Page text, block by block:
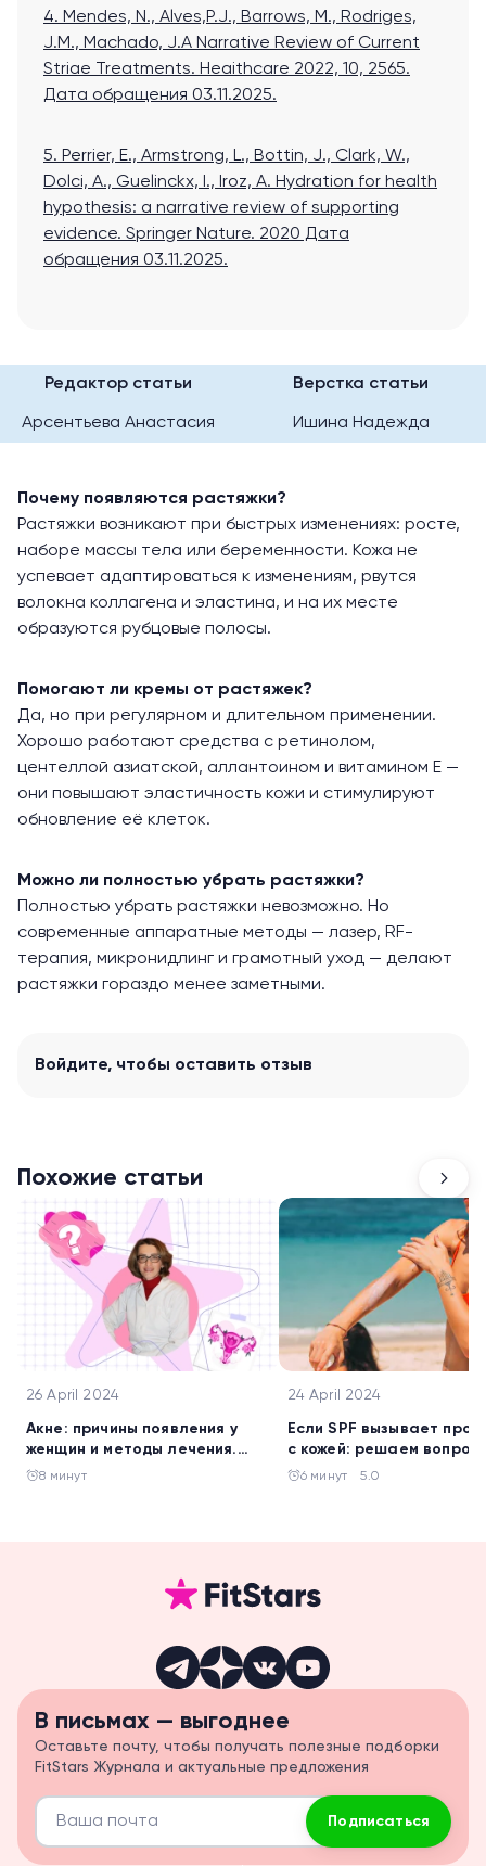
4. Mendes, N., Alves,P.J., Barrows, M., Rodriges,
J.M., Machado, J.A Narrative Review of Current
Striae Treatments. Heaithcare 2022, 10, 2565.
Дата обращения 03.11.2025.
5. Perrier, E., Armstrong, L., Bottin, J., Clark, W.,
Dolci, A., Guelinckx, I., Iroz, A. Hydration for health
hypothesis: a narrative review of supporting
evidence. Springer Nature. 2020 Дата
обращения 03.11.2025.
Редактор статьи Верстка статьи
Арсентьева Анастасия Ишина Надежда
Почему появляются растяжки?
Растяжки возникают при быстрых изменениях: росте,
наборе массы тела или беременности. Кожа не
успевает адаптироваться к изменениям, рвутся
волокна коллагена и эластина, и на их месте
образуются рубцовые полосы.
Помогают ли кремы от растяжек?
Да, но при регулярном и длительном применении.
Хорошо работают средства с ретинолом,
центеллой азиатской, аллантоином и витамином Е —
они повышают эластичность кожи и стимулируют
обновление её клеток.
Можно ли полностью убрать растяжки?
Полностью убрать растяжки невозможно. Но
современные аппаратные методы — лазер, RF-
терапия, микронидлинг и грамотный уход — делают
растяжки гораздо менее заметными.
Войдите, чтобы оставить отзыв
Похожие статьи
26 April 2024
Акне: причины появления у
женщин и методы лечения.
Взгляд врача-гинеколога
8 минут
24 April 2024
Если SPF вызывает
с кожей: решаем вопрос
экспертами
6 минут 5.0
В письмах — выгоднее
Оставьте почту, чтобы получать полезные подборки
FitStars Журнала и актуальные предложения
Подписаться